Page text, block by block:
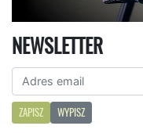
NEWSLETTER
ZAPISZ WYPISZ